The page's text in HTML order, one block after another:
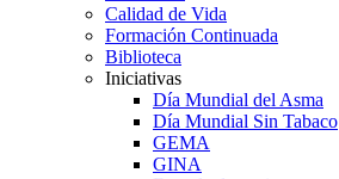
Calidad de Vida
Formación Continuada
Biblioteca
Iniciativas
Día Mundial del Asma
Día Mundial Sin Tabaco
GEMA
GINA